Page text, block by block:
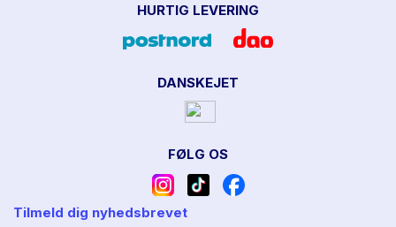
HURTIG LEVERING
DANSKEJET
FØLG OS
Tilmeld dig nyhedsbrevet